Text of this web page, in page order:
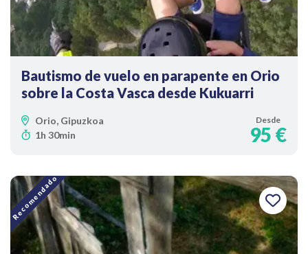
Bautismo de vuelo en parapente en Orio
sobre la Costa Vasca desde Kukuarri
Orio, Gipuzkoa
1h 30min
Desde
95 €
Recomendado